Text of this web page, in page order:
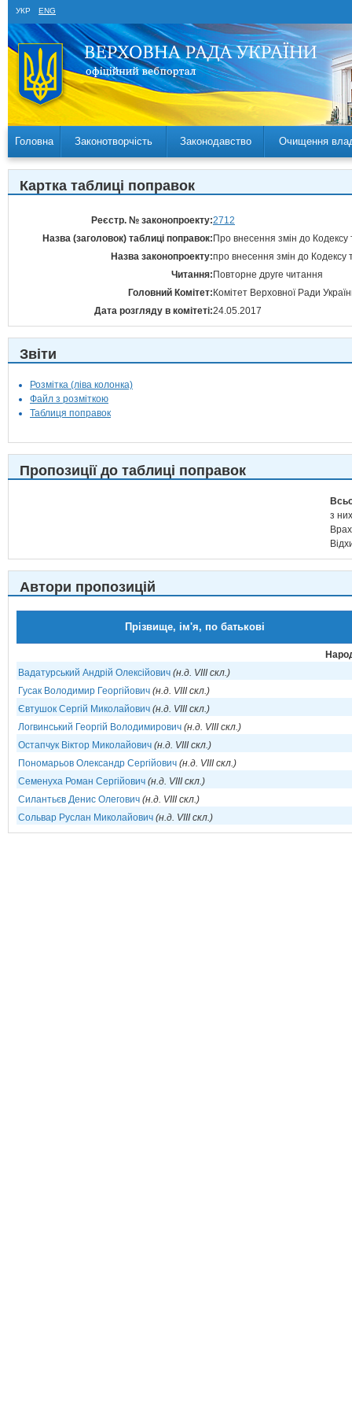
УКР ENG
Головна Законотворчість Законодавство Очищення
Картка таблиці поправок
Реєстр. № законопроекту:2712
Назва (заголовок) таблиці поправок: Про внесення змін до Кодексу
Назва законопроекту:про внесення змін до Кодексу
Читання: Повторне друге читання
Головний Комітет: Комітет Верховної Ради
Дата розгляду в комітеті:24.05.2017
Звіти
Розмітка (ліва колонка)
Файл з розміткою
Таблиця поправок
Пропозиції до таблиці поправок
з
Автори пропозицій
Прізвище, ім'я, по батькові
Вадатурський Андрій Олексійович (н.д. VIII скл.)
Гусак Володимир Георгійович (н.д. VIII скл.)
Євтушок Сергій Миколайович (н.д. VIII скл.)
Логвинський Георгій Володимирович (н.д. VIII скл.)
Остапчук Віктор Миколайович (н.д. VIII скл.)
Пономарьов Олександр Сергійович (н.д. VIII скл.)
Семенуха Роман Сергійович (н.д. VIII скл.)
Силантьєв Денис Олегович (н.д. VIII скл.)
Сольвар Руслан Миколайович (н.д. VIII скл.)